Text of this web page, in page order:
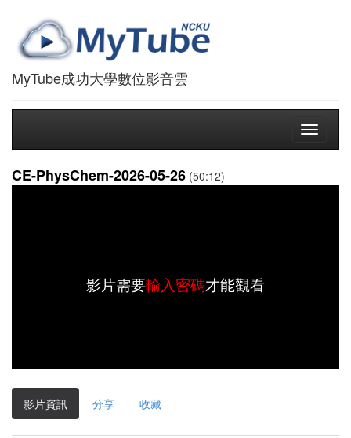
MyTube成功大學數位影音雲
Toggle
CE-PhysChem-2026-05-26 (50:12)
影片需要輸入密碼才能觀看
影片資訊 分享 收藏